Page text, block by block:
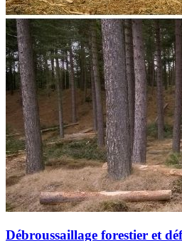
Débroussaillage forestier et